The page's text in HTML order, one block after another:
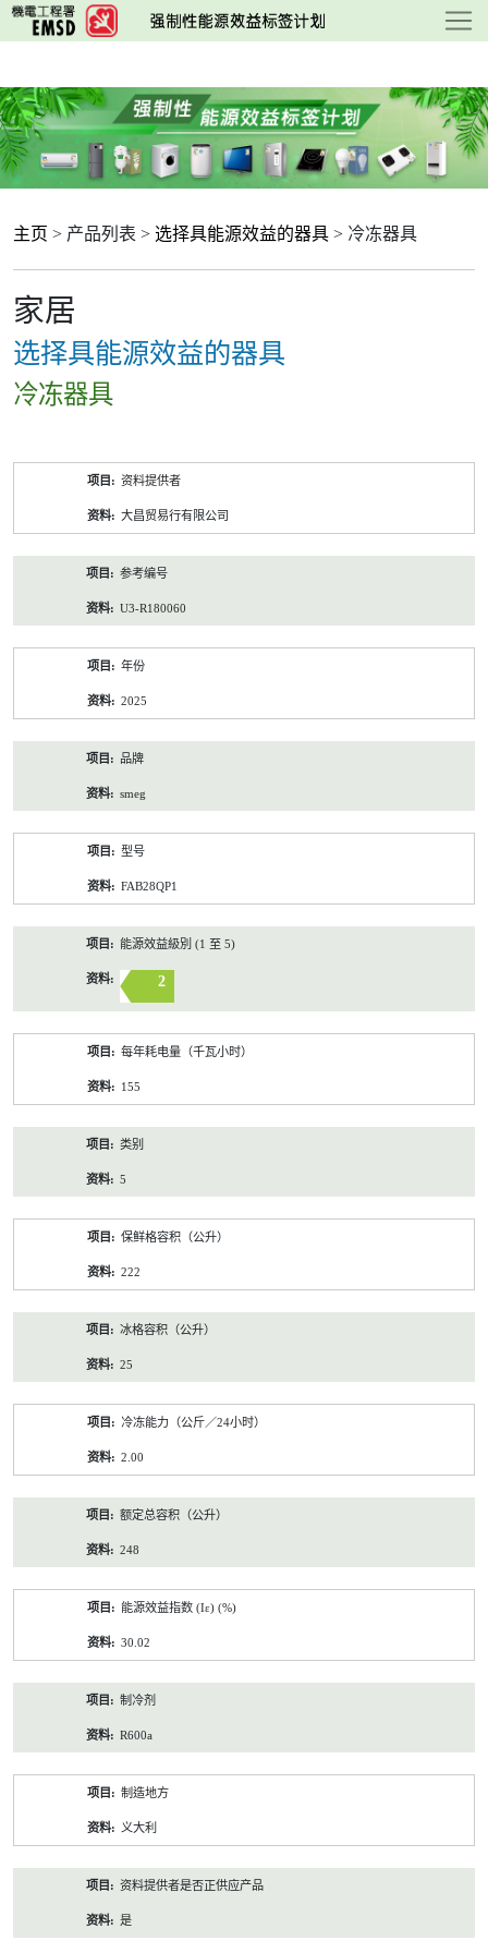
跳
至
要
内
容
主页 > 产品列表 > 选择具能源效益的器具 > 冷冻器具
家居
选择具能源效益的器具
冷冻器具
资料提供者
大昌贸易行有限公司
参考编号
U3-R180060
年份
2025
品牌
smeg
型号
FAB28QP1
能源效益級別 (1 至 5)
2
每年耗电量（千瓦小时）
155
类别
5
保鲜格容积（公升）
222
冰格容积（公升）
25
冷冻能力（公斤／24小时）
2.00
额定总容积（公升）
248
能源效益指数 (Iε) (%)
30.02
制冷剂
R600a
制造地方
义大利
资料提供者是否正供应产品
是